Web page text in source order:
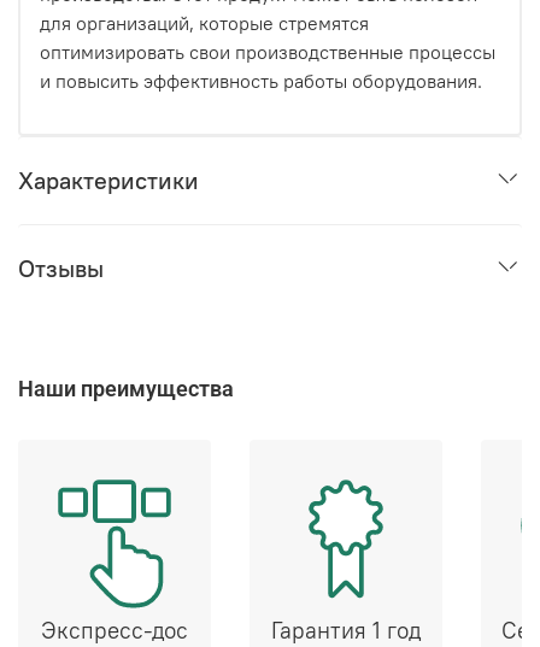
для организаций, которые стремятся
оптимизировать свои производственные процессы
и повысить эффективность работы оборудования.
Характеристики
Отзывы
Наши преимущества
Экспресс-дос
Гарантия 1 год